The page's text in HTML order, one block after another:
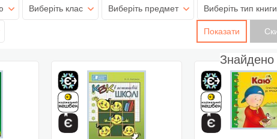
Виберіть клас Виберіть предмет Виберіть тип книги
Показати
Знайдено